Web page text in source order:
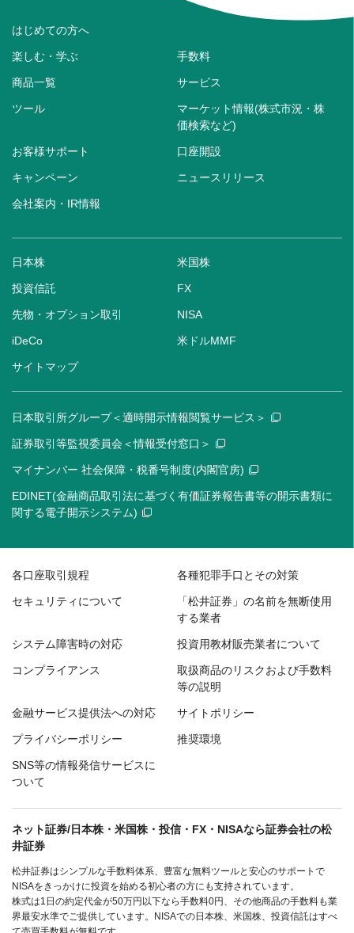
はじめての方へ
楽しむ・学ぶ 手数料
商品一覧 サービス
ツール
マーケット情報(株式市況・株
価検索など)
お客様サポート 口座開設
キャンペーン ニュースリリース
会社案内・IR情報
日本株 米国株
投資信託 FX
先物・オプション取引 NISA
iDeCo 米ドルMMF
サイトマップ
日本取引所グループ＜適時開示情報閲覧サービス＞
証券取引等監視委員会＜情報受付窓口＞
マイナンバー 社会保障・税番号制度(内閣官房)
EDINET(金融商品取引法に基づく有価証券報告書等の開示書類に
関する電子開示システム)
各口座取引規程 各種犯罪手口とその対策
セキュリティについて
「松井証券」の名前を無断使用
する業者
システム障害時の対応 投資用教材販売業者について
コンプライアンス
取扱商品のリスクおよび手数料
等の説明
金融サービス提供法への対応 サイトポリシー
プライバシーポリシー 推奨環境
SNS等の情報発信サービスに
ついて
ネット証券/日本株・米国株・投信・FX・NISAなら証券会社の松
井証券
松井証券はシンプルな手数料体系、豊富な無料ツールと安心のサポートで
NISAをきっかけに投資を始める初心者の方にも支持されています。
株式は1日の約定代金が50万円以下なら手数料0円、その他商品の手数料も業
界最安水準でご提供しています。NISAでの日本株、米国株、投資信託はすべ